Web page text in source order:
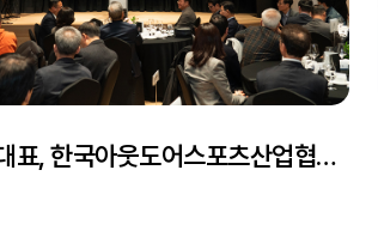
임석원 TP 대표, 한국아웃도어스포츠산업협회 제4대 회장 취임